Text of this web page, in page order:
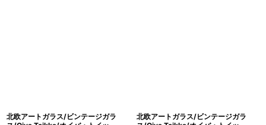
北欧アートガラス/ビンテージガラ
北欧アートガラス/ビンテージガラ